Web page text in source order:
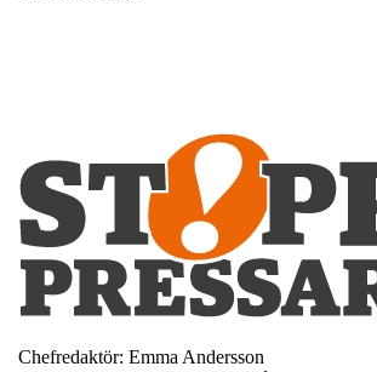
Chefredaktör: Emma Andersson